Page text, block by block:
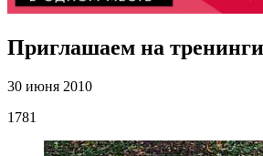
Приглашаем на тренинги
30 июня 2010
1781